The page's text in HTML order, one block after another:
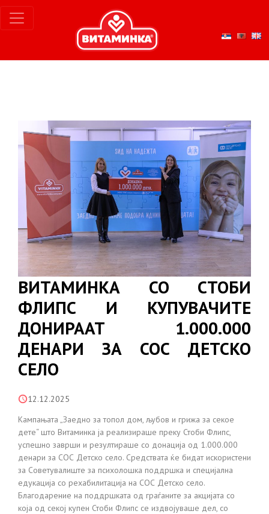
ВИТАМИНКА СО СТОБИ
ФЛИПС И КУПУВАЧИТЕ
ДОНИРААТ 1.000.000
ДЕНАРИ ЗА СОС ДЕТСКО
СЕЛО
12.12.2025
Кампањата „Заедно за топол дом, љубов и грижа за секое
дете“ што Витаминка ја реализираше преку Стоби Флипс,
успешно заврши и резултираше со донација од 1.000.000
денари за СОС Детско село. Средствата ќе бидат искористени
за Советувалиште за психолошка поддршка и специјална
едукација со рехабилитација на СОС Детско село.
Благодарение на поддршката од граѓаните за акцијата со
која од секој купен Стоби Флипс се издвојуваше дел, со